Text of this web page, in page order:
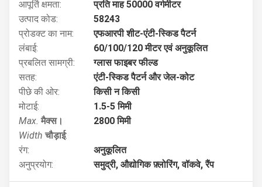
आपूर्ति क्षमता:
प्रति माह 50000 वर्गमीटर
उत्पाद कोड:
58243
प्रोडक्ट का नाम:
एफआरपी शीट-एंटी-स्किड पैटर्न
लंबाई:
60/100/120 मीटर एवं अनुकूलित
प्रबलित सामग्री:
ग्लास फाइबर फील्ड
सतह:
एंटी-स्किड पैटर्न और जेल-कोट
पीछे की ओर:
किसी न किसी
मोटाई:
1.5-5 मिमी
Max. मैक्स।
Width चौड़ाई:
2800 मिमी
रंग:
अनुकूलित
अनुप्रयोग:
समुद्री, औद्योगिक फ़्लोरिंग, वॉकवे, रैंप